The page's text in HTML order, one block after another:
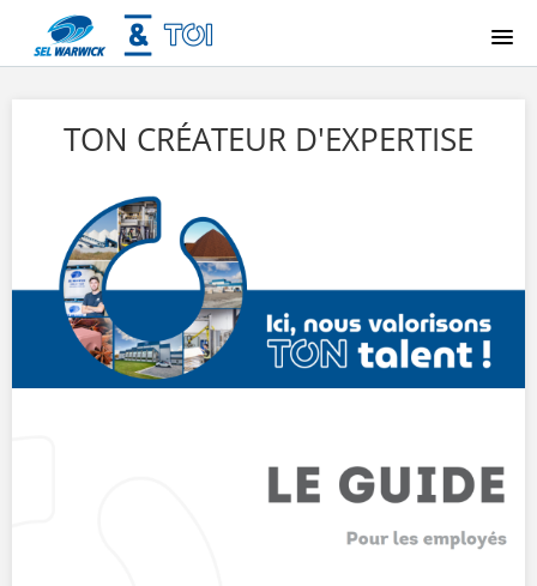
CONNEXIONTON CRÉATEUR D'EXPERTISE